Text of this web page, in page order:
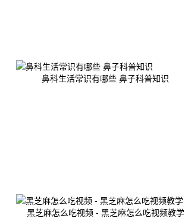
鼻科生活常识有哪些 鼻子科普知识
黑芝麻怎么吃视频 - 黑芝麻怎么吃视频教学